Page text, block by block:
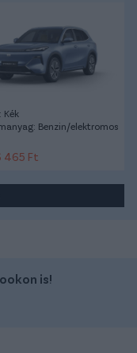
Kék
Benzin/elektromos
465 Ft
is!